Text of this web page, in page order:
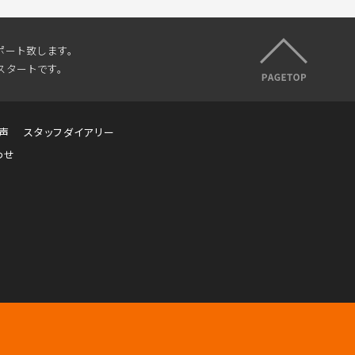
ト致します。
ートです。
スタッフダイアリー
せ